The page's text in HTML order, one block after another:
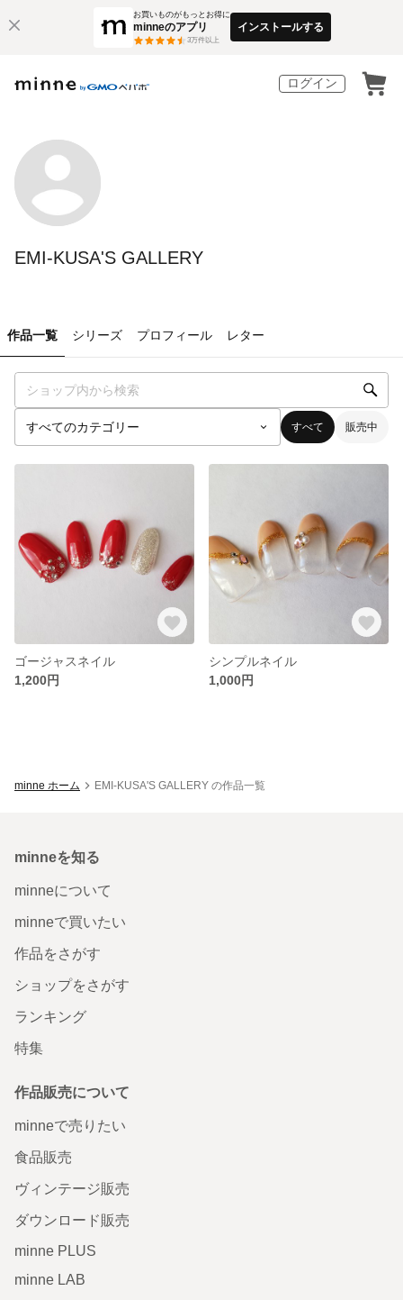
お買いものがもっとお得に
minneのアプリ
3万件以上
インストールする
ログイン
EMI-KUSA'S GALLERY
作品一覧 シリーズ プロフィール レター
すべて 販売中
ゴージャスネイル
1,200円
シンプルネイル
1,000円
minne ホーム EMI-KUSA'S GALLERY の作品一覧
minneを知る
minneについて
minneで買いたい
作品をさがす
ショップをさがす
ランキング
特集
作品販売について
minneで売りたい
食品販売
ヴィンテージ販売
ダウンロード販売
minne PLUS
minne LAB